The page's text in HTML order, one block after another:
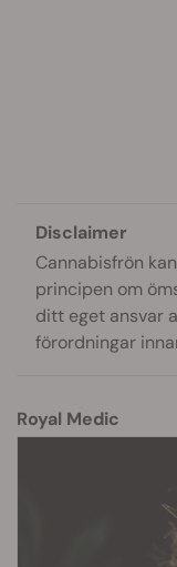
Disclaimer
Cannabisfrön
principen om
ditt eget ansvar
förordningar
Royal Medic